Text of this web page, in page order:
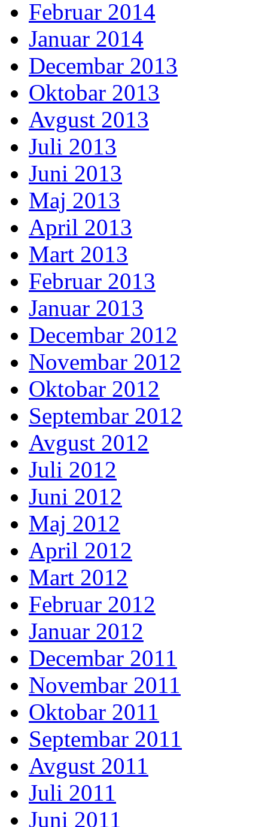
Februar 2014
Januar 2014
Decembar 2013
Oktobar 2013
Avgust 2013
Juli 2013
Juni 2013
Maj 2013
April 2013
Mart 2013
Februar 2013
Januar 2013
Decembar 2012
Novembar 2012
Oktobar 2012
Septembar 2012
Avgust 2012
Juli 2012
Juni 2012
Maj 2012
April 2012
Mart 2012
Februar 2012
Januar 2012
Decembar 2011
Novembar 2011
Oktobar 2011
Septembar 2011
Avgust 2011
Juli 2011
Juni 2011